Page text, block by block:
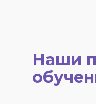
Наши